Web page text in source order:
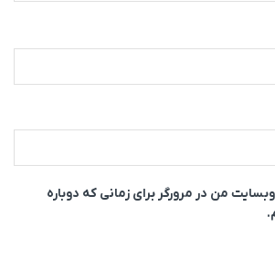
من در مرورگر برای زمانی که دوباره